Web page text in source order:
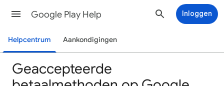
Google Play Help Inloggen
Helpcentrum Aankondigingen
Geaccepteerde